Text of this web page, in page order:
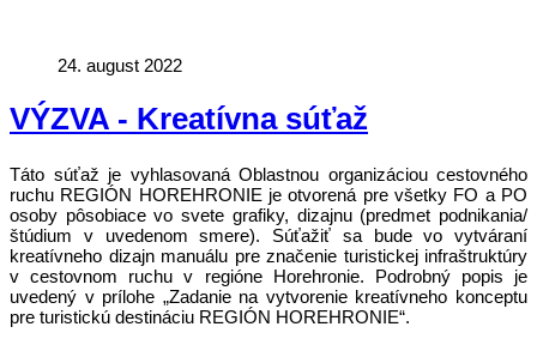
24. august 2022
VÝZVA - Kreatívna súťaž
Táto súťaž je vyhlasovaná Oblastnou organizáciou cestovného
ruchu REGIÓN HOREHRONIE je otvorená pre všetky FO a PO
osoby pôsobiace vo svete grafiky, dizajnu (predmet podnikania/
štúdium v uvedenom smere). Súťažiť sa bude vo vytváraní
kreatívneho dizajn manuálu pre značenie turistickej infraštruktúry
v cestovnom ruchu v regióne Horehronie. Podrobný popis je
uvedený v prílohe „Zadanie na vytvorenie kreatívneho konceptu
pre turistickú destináciu REGIÓN HOREHRONIE“.